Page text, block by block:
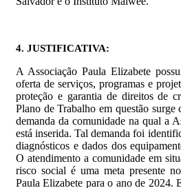
4. JUSTIFICATIVA:
A Associação Paula Elizabete
oferta de serviços, programas e
proteção e garantia de direitos de
Plano de Trabalho em questão surge
demanda da comunidade na qual a
está inserida. Tal demanda foi
diagnósticos e dados dos
O atendimento a comunidade em
risco social é uma meta presente
Paula Elizabete para o ano de 2024.